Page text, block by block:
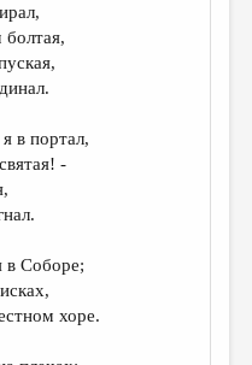
в портал,
-
в Соборе;
хоре.